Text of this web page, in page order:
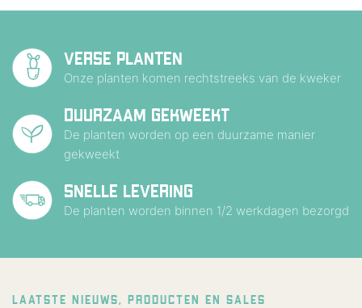
VERSE PLANTEN
Onze planten komen rechtstreeks van de kweker
DUURZAAM GEKWEEKT
De planten worden op een duurzame manier
gekweekt
SNELLE LEVERING
De planten worden binnen 1/2 werkdagen bezorgd
LAATSTE NIEUWS, PRODUCTEN EN SALES